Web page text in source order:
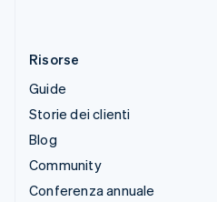
Risorse
Guide
Storie dei clienti
Blog
Community
Conferenza annuale